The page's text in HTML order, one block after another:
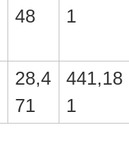
48
1
28,4
71
441,18
1